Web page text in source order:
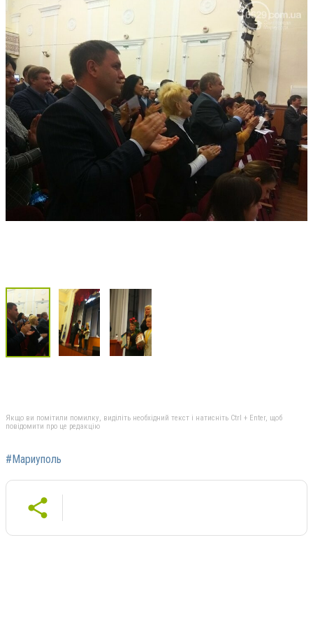
Якщо ви помітили помилку, виділіть необхідний текст і натисніть Ctrl + Enter, щоб
повідомити про це редакцію
#Мариуполь